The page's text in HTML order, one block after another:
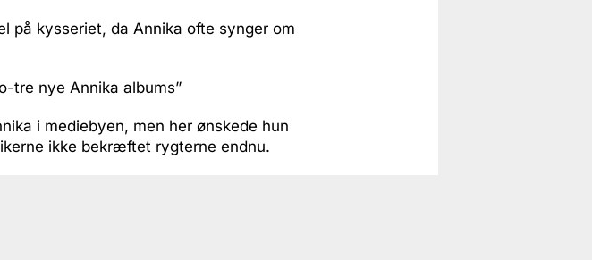
på kysseriet, da Annika ofte synger om
tre nye Annika albums”
i mediebyen, men her ønskede hun
ikke bekræftet rygterne endnu.